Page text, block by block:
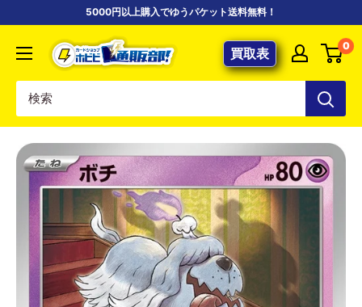
5000円以上購入でゆうパケット送料無料！
【ポ
ケ
専
門
カ
ー
シ
ッ
プ
買取表 0